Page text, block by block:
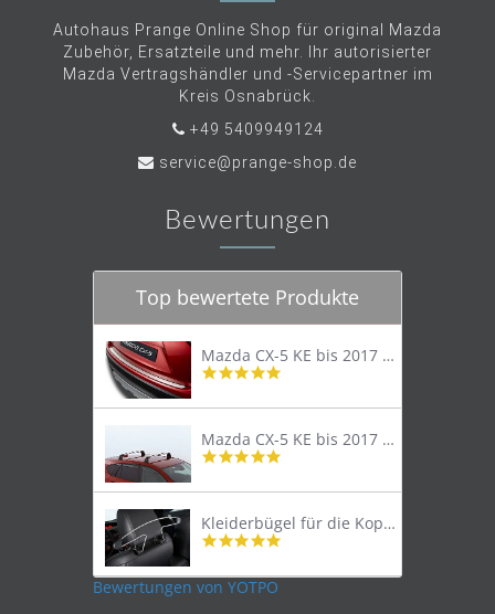
Autohaus Prange Online Shop für original Mazda
Zubehör, Ersatzteile und mehr. Ihr autorisierter
Mazda Vertragshändler und -Servicepartner im
Kreis Osnabrück.
+49 5409949124
service@prange-shop.de
Bewertungen
Top bewertete Produkte
Mazda CX-5 KE bis 2017 Trittschutzleiste Edelstahl original
4.8
rating
Mazda CX-5 KE bis 2017 Lastenträger Dachträger
4.9
rating
Kleiderbügel für die Kopfstütze
4.9
rating
Bewertungen von YOTPO